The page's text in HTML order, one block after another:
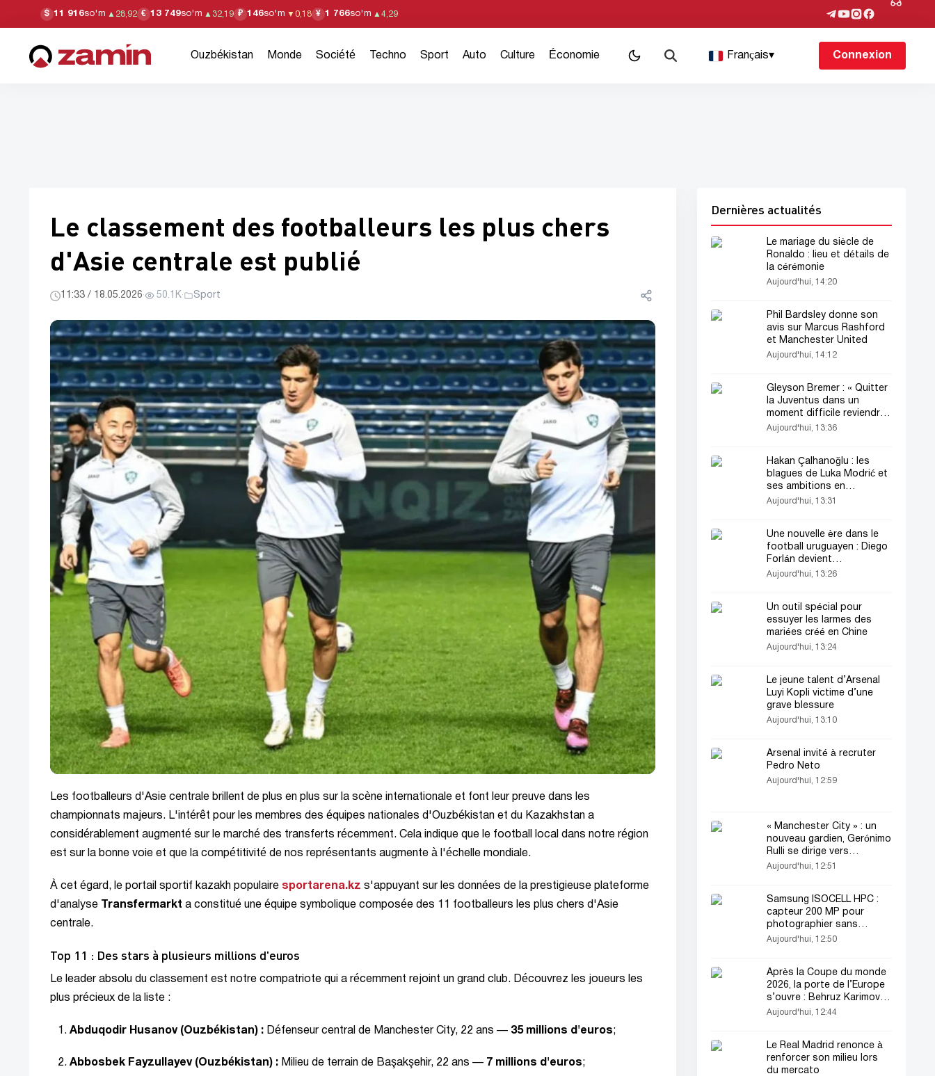
$ 11 916so'm ▲ 28,92 € 13 749so'm ▲ 32,19 ₽ 146so'm ▼ 0,18 ¥ 1 766so'm ▲ 4,29
Ouzbékistan Monde Société Techno Sport Auto Culture Économie Français▾ Connexion
Le classement des footballeurs les plus chers
d'Asie centrale est publié
11:33 / 18.05.2026· 50.1K· Sport
Les footballeurs d'Asie centrale brillent de plus en plus sur la scène internationale et font leur preuve dans les
championnats majeurs. L'intérêt pour les membres des équipes nationales d'Ouzbékistan et du Kazakhstan a
considérablement augmenté sur le marché des transferts récemment. Cela indique que le football local dans notre région
est sur la bonne voie et que la compétitivité de nos représentants augmente à l'échelle mondiale.
À cet égard, le portail sportif kazakh populaire sportarena.kz s'appuyant sur les données de la prestigieuse plateforme
d'analyse
Transfermarkt a constitué une équipe symbolique composée des 11 footballeurs les plus chers d'Asie
centrale.
Top 11 : Des stars à plusieurs millions d'euros
Le leader absolu du classement est notre compatriote qui a récemment rejoint un grand club. Découvrez les joueurs les
plus précieux de la liste :
Abduqodir Husanov (Ouzbékistan) : Défenseur central de Manchester City, 22 ans — 35 millions d'euros;
Abbosbek Fayzullayev (Ouzbékistan) : Milieu de terrain de Başakşehir, 22 ans — 7 millions d'euros;
Dernières actualités
Le mariage du siècle de
Ronaldo : lieu et détails de
la cérémonie
Aujourd'hui, 14:20
Phil Bardsley donne son
avis sur Marcus Rashford
et Manchester United
Aujourd'hui, 14:12
Gleyson Bremer : « Quitter
la Juventus dans un
moment difficile reviendrait
à fuir »
Aujourd'hui, 13:36
Hakan Çalhanoğlu : les
blagues de Luka Modrić et
ses ambitions en
championnat
Aujourd'hui, 13:31
Une nouvelle ère dans le
football uruguayen : Diego
Forlán devient
sélectionneur
Aujourd'hui, 13:26
Un outil spécial pour
essuyer les larmes des
mariées créé en Chine
Aujourd'hui, 13:24
Le jeune talent d’Arsenal
Luyi Kopli victime d’une
grave blessure
Aujourd'hui, 13:10
Arsenal invité à recruter
Pedro Neto
Aujourd'hui, 12:59
« Manchester City » : un
nouveau gardien, Gerónimo
Rulli se dirige vers
l’Angleterre
Aujourd'hui, 12:51
Samsung ISOCELL HPC :
capteur 200 MP pour
photographier sans
assembler les images
Aujourd'hui, 12:50
Après la Coupe du monde
2026, la porte de l’Europe
s’ouvre : Behruz Karimov
rejoint Lugano
Aujourd'hui, 12:44
Le Real Madrid renonce à
renforcer son milieu lors
du mercato